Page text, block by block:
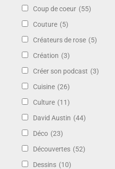
Coup de coeur (55)
Couture (5)
Créateurs de rose (5)
Création (3)
Créer son podcast (3)
Cuisine (26)
Culture (11)
David Austin (44)
Déco (23)
Découvertes (52)
Dessins (10)